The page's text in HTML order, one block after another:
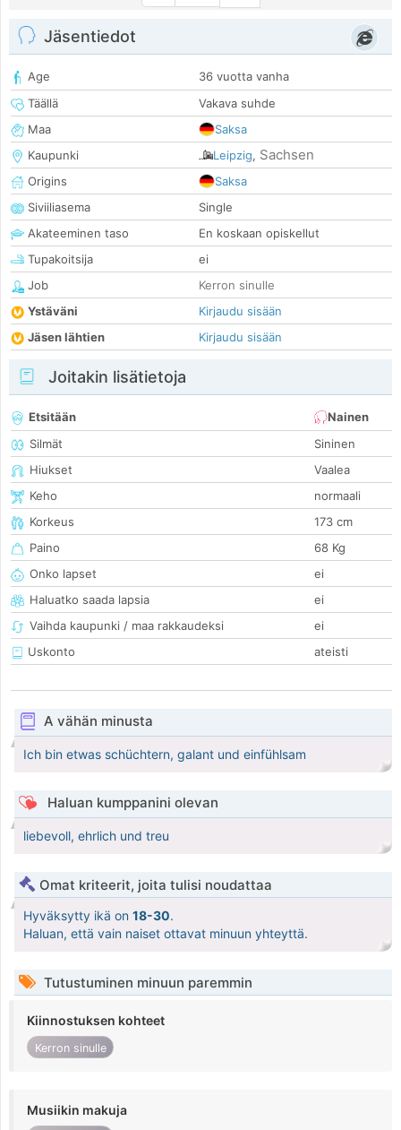
Jäsentiedot
Age
36 vuotta vanha
Täällä
Vakava suhde
Maa
Saksa
Kaupunki
Leipzig, Sachsen
Origins
Saksa
Siviiliasema
Single
Akateeminen taso
En koskaan opiskellut
Tupakoitsija
ei
Job
Kerron sinulle
Ystäväni
Kirjaudu sisään
Jäsen lähtien
Kirjaudu sisään
Joitakin lisätietoja
Etsitään
Nainen
Silmät
Sininen
Hiukset
Vaalea
Keho
normaali
Korkeus
173 cm
Paino
68 Kg
Onko lapset
ei
Haluatko saada lapsia
ei
Vaihda kaupunki / maa rakkaudeksi
ei
Uskonto
ateisti
A vähän minusta
Ich bin etwas schüchtern, galant und einfühlsam
Haluan kumppanini olevan
liebevoll, ehrlich und treu
Omat kriteerit, joita tulisi noudattaa
Hyväksytty ikä on 18-30.
Haluan, että vain naiset ottavat minuun yhteyttä.
Tutustuminen minuun paremmin
Kiinnostuksen kohteet
Kerron sinulle
Musiikin makuja